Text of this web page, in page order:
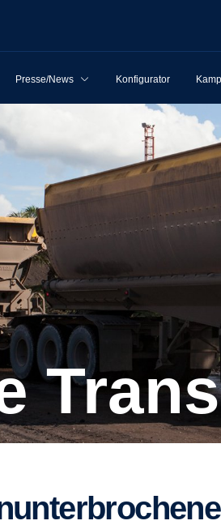
Presse/News Konfigurator